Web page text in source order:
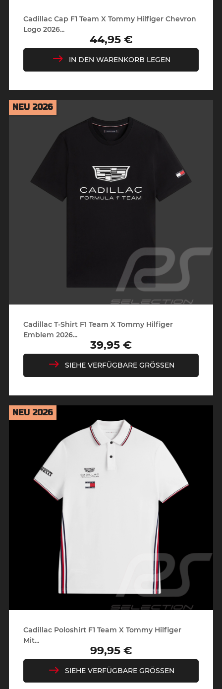
Cadillac Cap F1 Team X Tommy Hilfiger Chevron
Logo 2026...
Preis
44,95 €
IN DEN WARENKORB LEGEN
Cadillac T-Shirt F1 Team X Tommy Hilfiger
Emblem 2026...
Preis
39,95 €
SIEHE VERFÜGBARE GRÖSSEN
NEU 2026
Cadillac Poloshirt F1 Team X Tommy Hilfiger
Mit...
Preis
99,95 €
SIEHE VERFÜGBARE GRÖSSEN
NEU 2026